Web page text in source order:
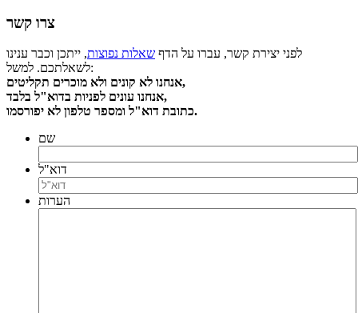
צרו קשר
לפני יצירת קשר, עברו על הדף שאלות נפוצות, ייתכן וכבר ענינו
לשאלתכם. למשל:
אנחנו לא קונים ולא מוכרים תקליטים,
אנחנו עונים לפניות בדוא"ל בלבד,
כתובת דוא"ל ומספר טלפון לא יפורסמו.
שם
דוא"ל
הערות